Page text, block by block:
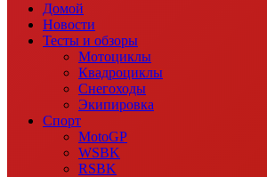
Домой
Новости
Тесты и обзоры
Мотоциклы
Квадроциклы
Снегоходы
Экипировка
Спорт
MotoGP
WSBK
RSBK